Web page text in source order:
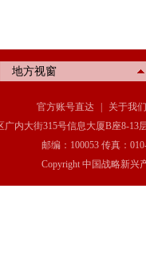
地方视窗
官方账号直达
关于我们
内大街315号信息大厦B座8-13
邮编：100053 传真：
Copyright 中国战略新兴